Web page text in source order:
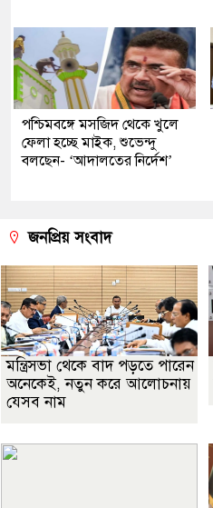
পশ্চিমবঙ্গে মসজিদ থেকে খুলে
ফেলা হচ্ছে মাইক, শুভেন্দু
বলছেন- ‘আদালতের নির্দেশ’
জনপ্রিয় সংবাদ
মন্ত্রিসভা থেকে বাদ পড়তে পারেন
অনেকেই, নতুন করে আলোচনায়
যেসব নাম